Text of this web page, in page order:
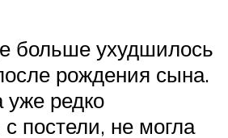
больше ухудшилось
рождения сына.
уже редко
постели, не могла